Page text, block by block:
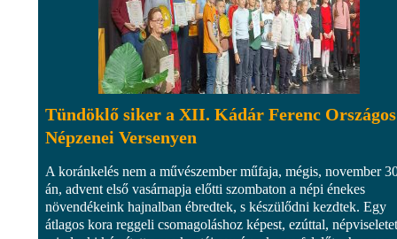
Tündöklő siker a XII. Kádár Ferenc Országos
Népzenei Versenyen
A koránkelés nem a művészember műfaja, mégis, november
án, advent első vasárnapja előtti szombaton a népi énekes
növendékeink hajnalban ébredtek, s készülődni kezdtek. Egy
átlagos kora reggeli csomagoláshoz képest, ezúttal, népviseletet